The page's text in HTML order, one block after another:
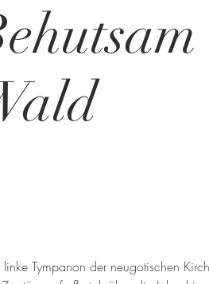
linke Tympanon der neugotischen